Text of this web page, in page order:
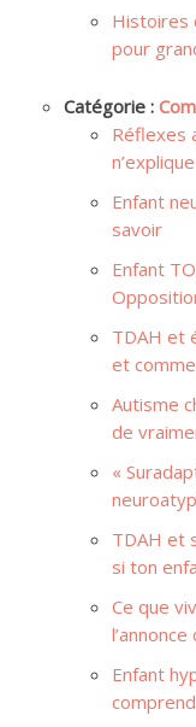
Histoires
pour
Catégorie :
Réflexes
Enfant
savoir
Enfant
TDAH et
et
Autisme
de
«
TDAH et
si ton
Ce que
Enfant